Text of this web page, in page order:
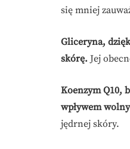
się mniej
Gliceryna,
skórę. Jej
Koenzym Q10,
wpływem
jędrnej skóry.